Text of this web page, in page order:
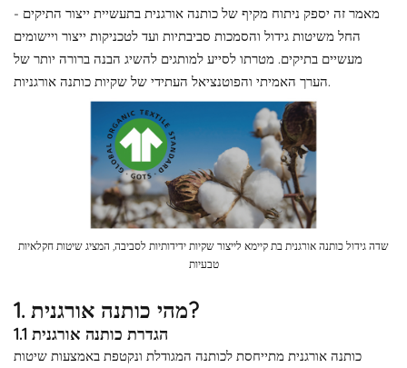
מאמר זה יספק ניתוח מקיף של כותנה אורגנית בתעשיית ייצור התיקים -
החל משיטות גידול והסמכות סביבתיות ועד לטכניקות ייצור ויישומים
מעשיים בתיקים. מטרתו לסייע למותגים להשיג הבנה ברורה יותר של
הערך האמיתי והפוטנציאל העתידי של שקיות כותנה אורגניות.
שדה גידול כותנה אורגנית בת קיימא לייצור שקיות ידידותיות לסביבה, המציג שיטות חקלאיות
טבעיות
1. מהי כותנה אורגנית?
1.1 הגדרת כותנה אורגנית
כותנה אורגנית מתייחסת לכותנה המגודלת ונקטפת באמצעות שיטות